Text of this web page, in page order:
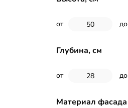
от до
Глубина, см
от до
Материал фасада